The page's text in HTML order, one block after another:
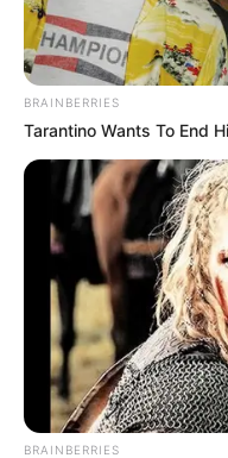
BRAINBERRIES
Tarantino Wants To End
BRAINBERRIES